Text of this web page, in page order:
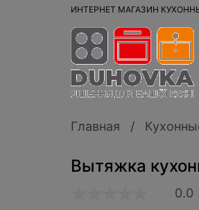
ИНТЕРНЕТ МАГАЗИН
Главная
Вытяжка
0.0